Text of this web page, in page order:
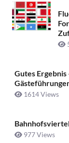
Gutes
1614 Views
977 Views